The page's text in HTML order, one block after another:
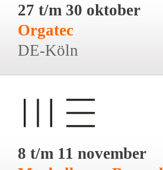
27 t/m 30 oktober
Orgatec
DE-Köln
8 t/m 11 november